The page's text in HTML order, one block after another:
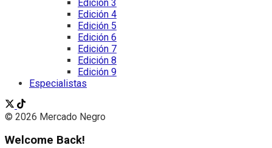
Edición 3
Edición 4
Edición 5
Edición 6
Edición 7
Edición 8
Edición 9
Especialistas
© 2026 Mercado Negro
Welcome Back!